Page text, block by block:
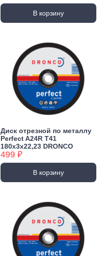
В корзину
Диск отрезной по металлу
Perfect A24R T41
180х3х22,23 DRONCO
499 ₽
В корзину